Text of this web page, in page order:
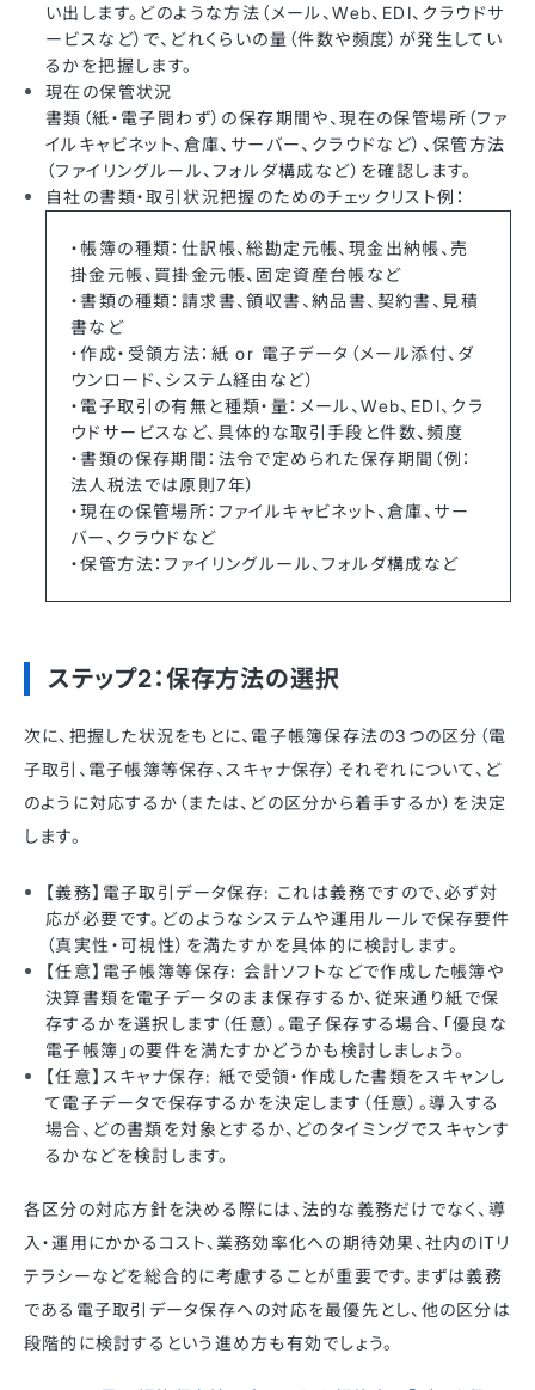
い出します。どのような方法（メール、Web、EDI、クラウドサ
ービスなど）で、どれくらいの量（件数や頻度）が発生してい
るかを把握します。
現在の保管状況
書類（紙・電子問わず）の保存期間や、現在の保管場所（ファ
イルキャビネット、倉庫、サーバー、クラウドなど）、保管方法
（ファイリングルール、フォルダ構成など）を確認します。
自社の書類・取引状況把握のためのチェックリスト例：
・帳簿の種類：仕訳帳、総勘定元帳、現金出納帳、売
掛金元帳、買掛金元帳、固定資産台帳など
・書類の種類：請求書、領収書、納品書、契約書、見積
書など
・作成・受領方法：紙 or 電子データ（メール添付、ダ
ウンロード、システム経由など）
・電子取引の有無と種類・量：メール、Web、EDI、クラ
ウドサービスなど、具体的な取引手段と件数、頻度
・書類の保存期間：法令で定められた保存期間（例：
法人税法では原則7年）
・現在の保管場所：ファイルキャビネット、倉庫、サー
バー、クラウドなど
・保管方法：ファイリングルール、フォルダ構成など
ステップ2：保存方法の選択
次に、把握した状況をもとに、電子帳簿保存法の3つの区分（電
子取引、電子帳簿等保存、スキャナ保存）それぞれについて、ど
のように対応するか（または、どの区分から着手するか）を決定
します。
【義務】電子取引データ保存: これは義務ですので、必ず対
応が必要です。どのようなシステムや運用ルールで保存要件
（真実性・可視性）を満たすかを具体的に検討します。
【任意】電子帳簿等保存: 会計ソフトなどで作成した帳簿や
決算書類を電子データのまま保存するか、従来通り紙で保
存するかを選択します（任意）。電子保存する場合、「優良な
電子帳簿」の要件を満たすかどうかも検討しましょう。
【任意】スキャナ保存: 紙で受領・作成した書類をスキャンし
て電子データで保存するかを決定します（任意）。導入する
場合、どの書類を対象とするか、どのタイミングでスキャンす
るかなどを検討します。
各区分の対応方針を決める際には、法的な義務だけでなく、導
入・運用にかかるコスト、業務効率化への期待効果、社内のITリ
テラシーなどを総合的に考慮することが重要です。まずは義務
である電子取引データ保存への対応を最優先とし、他の区分は
段階的に検討するという進め方も有効でしょう。